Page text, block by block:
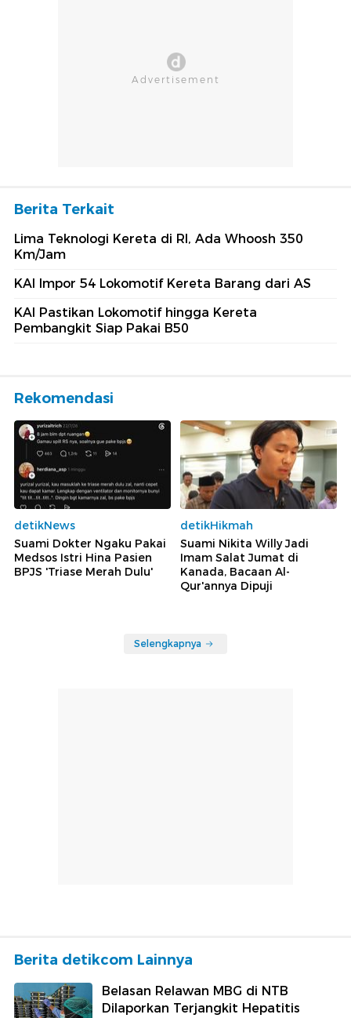
Berita Terkait
Lima Teknologi Kereta di RI, Ada Whoosh 350
Km/Jam
KAI Impor 54 Lokomotif Kereta Barang dari AS
KAI Pastikan Lokomotif hingga Kereta
Pembangkit Siap Pakai B50
Rekomendasi
detikNews
Suami Dokter Ngaku Pakai
Medsos Istri Hina Pasien
BPJS 'Triase Merah Dulu'
detikHikmah
Suami Nikita Willy Jadi
Imam Salat Jumat di
Kanada, Bacaan Al-
Qur'annya Dipuji
Selengkapnya
Berita detikcom Lainnya
Belasan Relawan MBG di NTB
Dilaporkan Terjangkit Hepatitis